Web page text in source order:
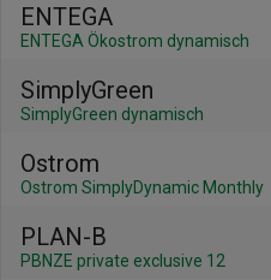
ENTEGA
ENTEGA Ökostrom dynamisch
SimplyGreen
SimplyGreen dynamisch
Ostrom
Ostrom SimplyDynamic Monthly
PLAN-B
PBNZE private exclusive 12